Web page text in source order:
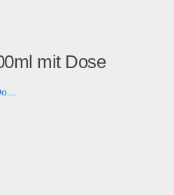
mit Dose